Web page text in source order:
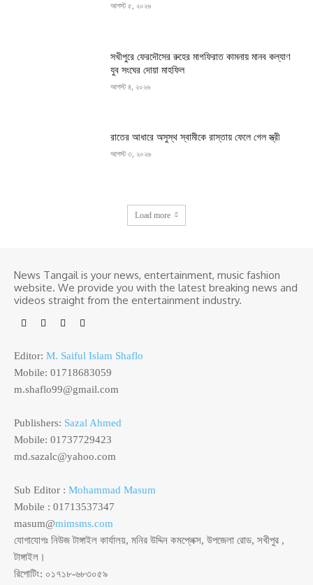
আগস্ট ৫, ২০২৬
সখীপুরে ফেরদৌসের রুহের মাগফিরাত কামনায় মানব কল্যাণ
যুব সংঘের দোয়া মাহফিল
আগস্ট ৪, ২০২৬
রাতের আধারে অসুস্থ স্বামীকে রাস্তায় ফেলে গেল স্ত্রী
আগস্ট ৩, ২০২৬
Load more
News Tangail is your news, entertainment, music fashion
website. We provide you with the latest breaking news and
videos straight from the entertainment industry.
Editor: M. Saiful Islam Shaflo
Mobile: 01718683059
m.shaflo99@gmail.com
Publishers: Sazal Ahmed
Mobile: 01737729423
md.sazalc@yahoo.com
Sub Editor : Mohammad Masum
Mobile : 01713537347
masum@mimsms.com
যোগাযোগঃ নিউজ টাঙ্গাইল কার্যালয়, মনির উদ্দিন কমপ্লেক্স, উপজেলা রোড, সখীপুর ,
টাঙ্গাইল।
রিপোটিং: ০১৭১৮-৬৮৩০৫৯